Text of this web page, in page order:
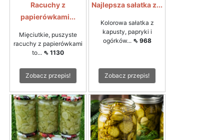
Racuchy z
papierówkami...
Mięciutkie, puszyste
racuchy z papierówkami
to... ⇖ 1130
Zobacz przepis!
Najlepsza sałatka z...
Kolorowa sałatka z
kapusty, papryki i
ogórków... ⇖ 968
Zobacz przepis!